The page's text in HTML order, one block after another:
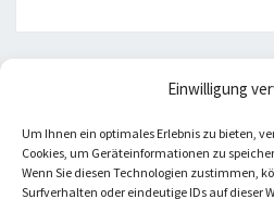
Einwilligung
Um Ihnen ein optimales Erlebnis zu bieten,
Cookies, um Geräteinformationen zu
Wenn Sie diesen Technologien zustimmen,
Surfverhalten oder eindeutige IDs auf dieser
Bistum Eichstätt